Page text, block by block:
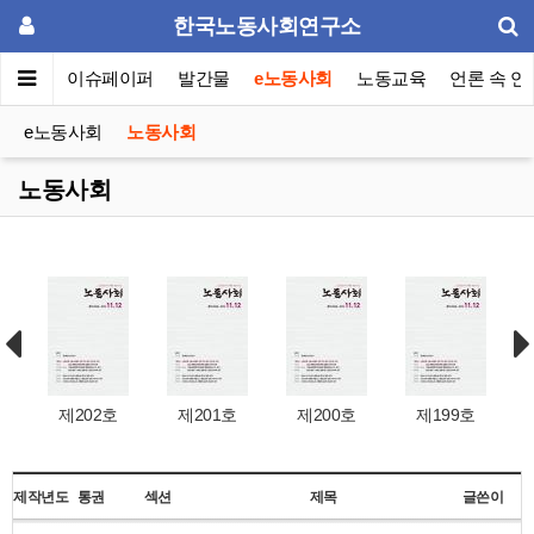
한국노동사회연구소
포럼 이슈페이퍼 발간물 e노동사회 노동교육 언론 속 연
e노동사회 노동사회
노동사회
제202호 제201호 제200호 제199호
제작년도 통권 섹션 제목 글쓴이